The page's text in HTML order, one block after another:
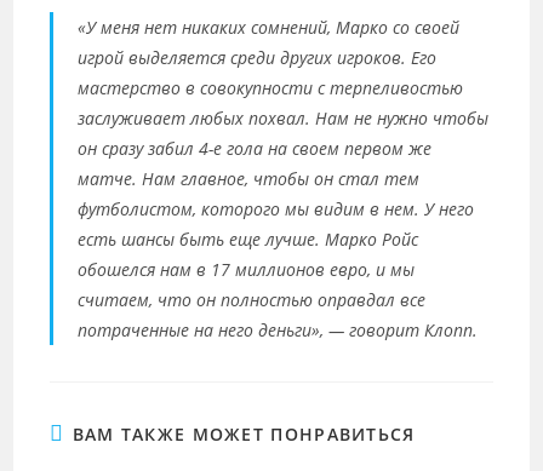
«У меня нет никаких сомнений, Марко со своей
игрой выделяется среди других игроков. Его
мастерство в совокупности с терпеливостью
заслуживает любых похвал. Нам не нужно чтобы
он сразу забил 4-е гола на своем первом же
матче. Нам главное, чтобы он стал тем
футболистом, которого мы видим в нем. У него
есть шансы быть еще лучше. Марко Ройс
обошелся нам в 17 миллионов евро, и мы
считаем, что он полностью оправдал все
потраченные на него деньги», — говорит Клопп.
ВАМ ТАКЖЕ МОЖЕТ ПОНРАВИТЬСЯ